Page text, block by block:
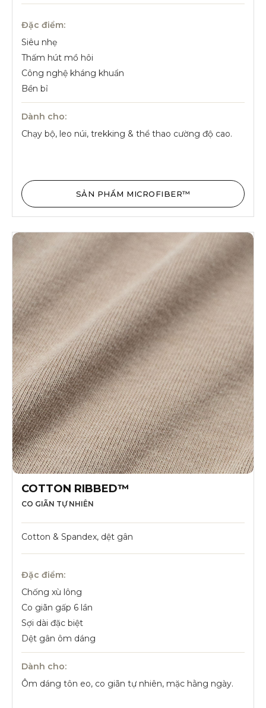
Đặc điểm:
Siêu nhẹ
Thấm hút mồ hôi
Công nghệ kháng khuẩn
Bền bỉ
Dành cho:
Chạy bộ, leo núi, trekking & thể thao cường độ cao.
SẢN PHẨM MICROFIBER™
COTTON RIBBED™
CO GIÃN TỰ NHIÊN
Cotton & Spandex, dệt gân
Đặc điểm:
Chống xù lông
Co giãn gấp 6 lần
Sợi dài đặc biệt
Dệt gân ôm dáng
Dành cho:
Ôm dáng tôn eo, co giãn tự nhiên, mặc hằng ngày.